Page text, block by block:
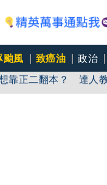
颱風 致癌油 政治
靠正二翻本？ 達人
「高溫＋吸菸」恐